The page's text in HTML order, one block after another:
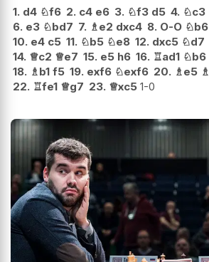
1. d4 ♘f6 2. c4 e6 3. ♘f3 d5 4. ♘c3
6. e3 ♘bd7 7. ♗ e2 dxc4 8. O-O ♘b6
10. e4 c5 11. ♘b5 ♘e8 12. dxc5 ♘d7
14. ♕c2 ♕e7 15. e5 h6 16. ♖ad1 ♘b6
18. ♗ b1 f5 19. exf6 ♘exf6 20. ♗ e5 ♗
22. ♖fe1 ♕g7 23. ♕xc5 1-0